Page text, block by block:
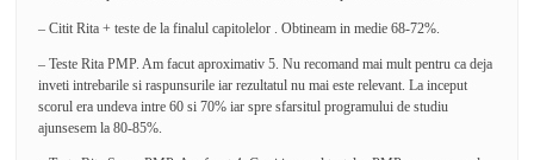
– Citit Rita + teste de la finalul capitolelor . Obtineam in medie 68-72%.
– Teste Rita PMP. Am facut aproximativ 5. Nu recomand mai mult pentru ca deja
inveti intrebarile si raspunsurile iar rezultatul nu mai este relevant. La inceput
scorul era undeva intre 60 si 70% iar spre sfarsitul programului de studiu
ajunsesem la 80-85%.